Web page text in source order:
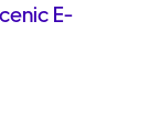
E-